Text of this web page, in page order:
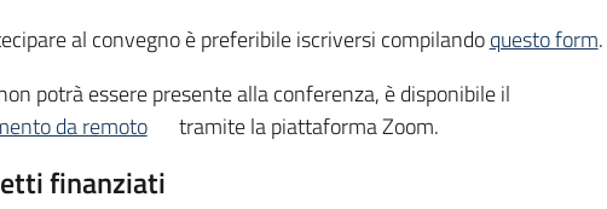
al convegno è preferibile iscriversi compilandoquesto form.
potrà essere presente alla conferenza, è disponibile il
da remoto
tramite la piattaforma Zoom.
finanziati